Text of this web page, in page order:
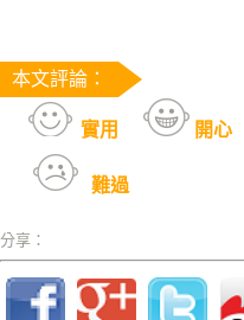
本文評論：
實用 開心
難過
分享：